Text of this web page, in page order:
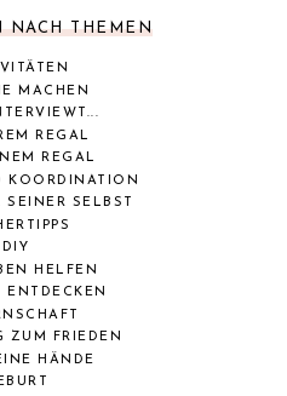
NACH THEMEN
MACHEN
REGAL
REGAL
KOORDINATION
SEINER SELBST
DIY
HELFEN
ENTDECKEN
ZUM FRIEDEN
HÄNDE